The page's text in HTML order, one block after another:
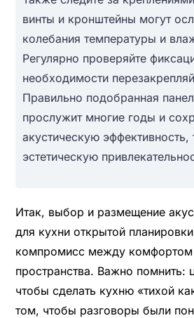
винты и кронштейны могут
колебания температуры и
Регулярно проверяйте
необходимости
Правильно подобранная
прослужит многие годы и
акустическую эффективность,
эстетическую
Итак, выбор и размещение
для кухни открытой
компромисс между комфортом
пространства. Важно помнить:
чтобы сделать кухню «тихой
том, чтобы разговоры были